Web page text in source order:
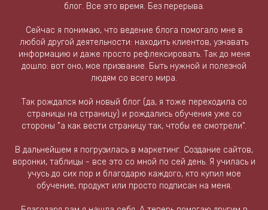
блог. Все это время. Без перерыва.
Сейчас я понимаю, что ведение блога помогало мне в
любой другой деятельности: находить клиентов, узнавать
информацию и даже просто рефлексировать. Так до меня
дошло: вот оно, мое призвание. Быть нужной и полезной
людям со всего мира.
Так рождался мой новый блог (да, я тоже переходила со
страницы на страницу) и рождались обучения уже со
стороны "а как вести страницу так, чтобы ее смотрели".
В дальнейшем я погрузилась в маркетинг. Создание сайтов,
воронки, таблицы - все это со мной по сей день. Я училась и
учусь до сих пор и благодарю каждого, кто купил мое
обучение, продукт или просто подписан на меня.